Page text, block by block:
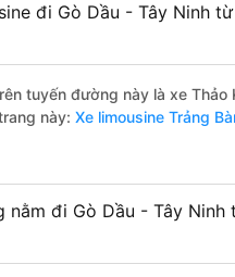
đi Gò Dầu - Tây Ninh từ
tuyến đường này là xe Thảo
này: Xe limousine Trảng
đi Gò Dầu - Tây Ninh